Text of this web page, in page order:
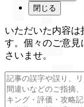
閉じる
いただいた内容は
す。個々のご意見
さいませ。